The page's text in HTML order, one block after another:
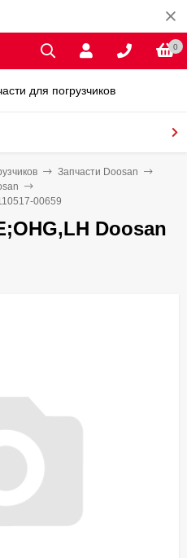
0
Запчасти Doosan
00659
Doosan